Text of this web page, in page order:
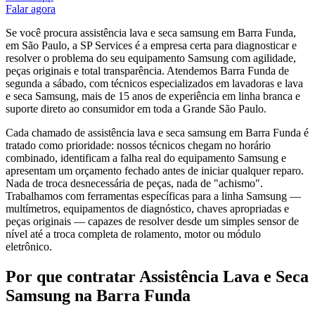
Falar agora
Se você procura assistência lava e seca samsung em Barra Funda,
em São Paulo, a SP Services é a empresa certa para diagnosticar e
resolver o problema do seu equipamento Samsung com agilidade,
peças originais e total transparência. Atendemos Barra Funda de
segunda a sábado, com técnicos especializados em lavadoras e lava
e seca Samsung, mais de 15 anos de experiência em linha branca e
suporte direto ao consumidor em toda a Grande São Paulo.
Cada chamado de assistência lava e seca samsung em Barra Funda é
tratado como prioridade: nossos técnicos chegam no horário
combinado, identificam a falha real do equipamento Samsung e
apresentam um orçamento fechado antes de iniciar qualquer reparo.
Nada de troca desnecessária de peças, nada de "achismo".
Trabalhamos com ferramentas específicas para a linha Samsung —
multímetros, equipamentos de diagnóstico, chaves apropriadas e
peças originais — capazes de resolver desde um simples sensor de
nível até a troca completa de rolamento, motor ou módulo
eletrônico.
Por que contratar Assistência Lava e Seca
Samsung na Barra Funda